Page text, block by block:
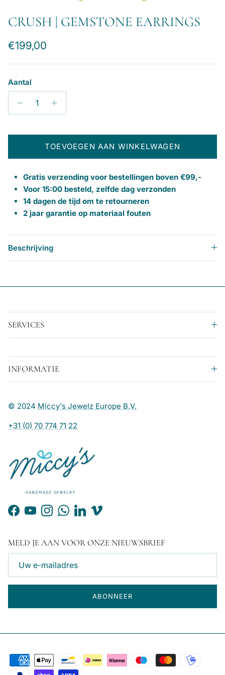
CRUSH | GEMSTONE EARRINGS
Reguliere prijs
€199,00
Aantal
TOEVOEGEN AAN WINKELWAGEN
Gratis verzending voor bestellingen boven €99,-
Voor 15:00 besteld, zelfde dag verzonden
14 dagen de tijd om te retourneren
2 jaar garantie op materiaal fouten
Beschrijving
SERVICES
INFORMATIE
© 2024 Miccy's Jewelz Europe B.V.
+31 (0) 70 774 71 22
Facebook
YouTubeInstagramWhatsApp
LinkedInVimeo
MELD JE AAN VOOR ONZE NIEUWSBRIEF
ABONNEER